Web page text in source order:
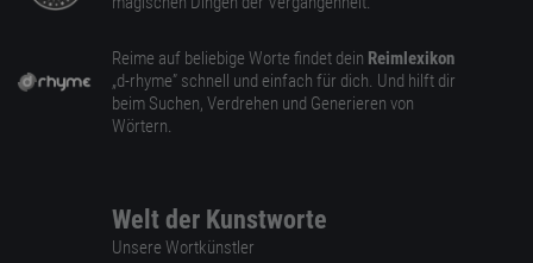
Reime auf beliebige Worte findet dein Reimlexikon
„d-rhyme” schnell und einfach für dich. Und hilft dir
beim Suchen, Verdrehen und Generieren von
Wörtern.
Welt der Kunstworte
Unsere Wortkünstler